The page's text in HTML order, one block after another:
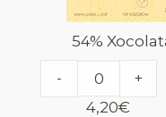
54%
-
+
4,20€